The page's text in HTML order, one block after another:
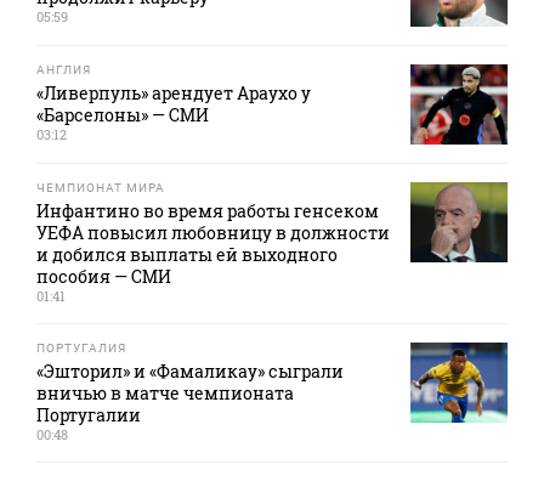
05:59
АНГЛИЯ
«Ливерпуль» арендует Араухо у
«Барселоны» — СМИ
03:12
ЧЕМПИОНАТ МИРА
Инфантино во время работы генсеком
УЕФА повысил любовницу в должности
и добился выплаты ей выходного
пособия — СМИ
01:41
ПОРТУГАЛИЯ
«Эшторил» и «Фамаликау» сыграли
вничью в матче чемпионата
Португалии
00:48